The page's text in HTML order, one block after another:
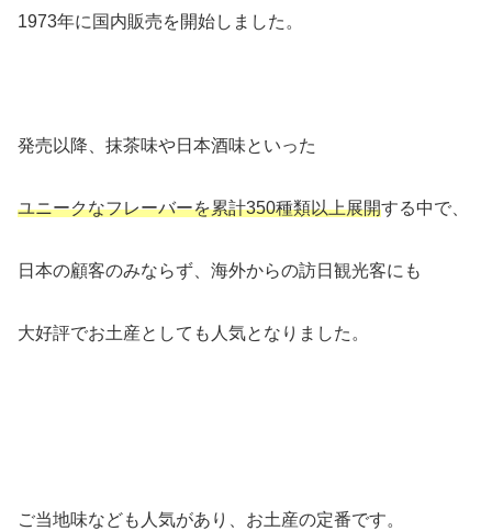
1973年に国内販売を開始しました。
発売以降、抹茶味や日本酒味といった
ユニークなフレーバーを累計350種類以上展開する中で、
日本の顧客のみならず、海外からの訪日観光客にも
大好評でお土産としても人気となりました。
ご当地味なども人気があり、お土産の定番です。